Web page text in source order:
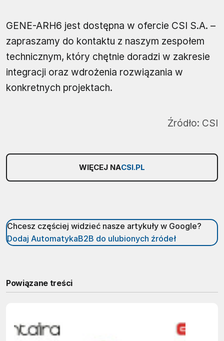
GENE-ARH6 jest dostępna w ofercie CSI S.A. –
zapraszamy do kontaktu z naszym zespołem
technicznym, który chętnie doradzi w zakresie
integracji oraz wdrożenia rozwiązania w
konkretnych projektach.
Źródło: CSI
WIĘCEJ NACSI.PL
Chcesz częściej widzieć nasze artykuły w Google?
Dodaj AutomatykaB2B do ulubionych źródeł
Powiązane treści